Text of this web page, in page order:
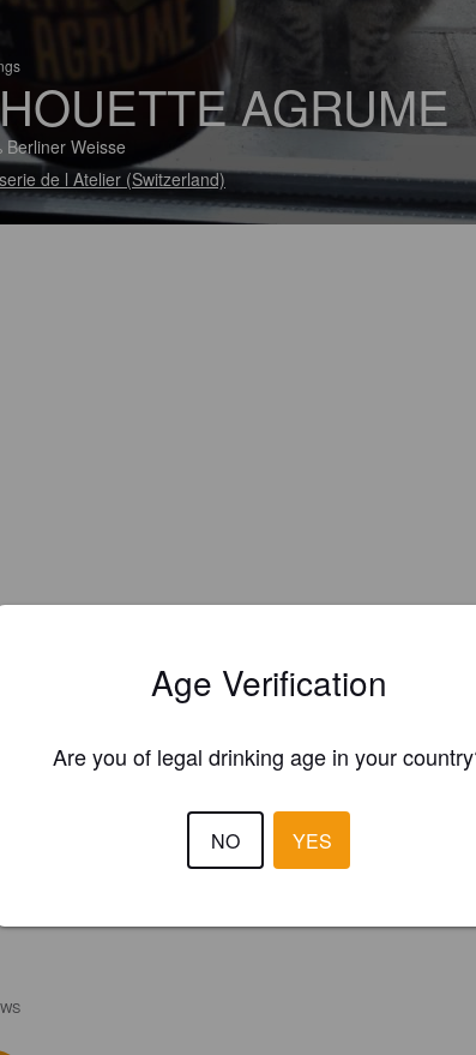
AGRUME
Berliner Weisse
de l Atelier (Switzerland)
Age Verification
Are you of legal drinking age in your
NO YES